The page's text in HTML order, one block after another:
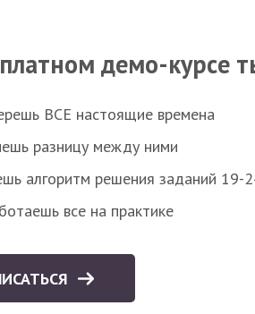
демо-курсе
ВСЕ настоящие времена
разницу между ними
алгоритм решения заданий 19-
все на практике